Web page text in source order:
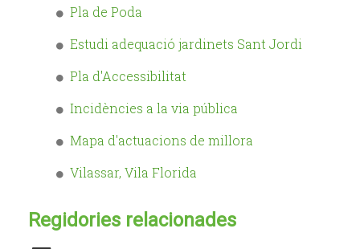
Pla de Poda
Estudi adequació jardinets Sant Jordi
Pla d'Accessibilitat
Incidències a la via pública
Mapa d'actuacions de millora
Vilassar, Vila Florida
Regidories relacionades